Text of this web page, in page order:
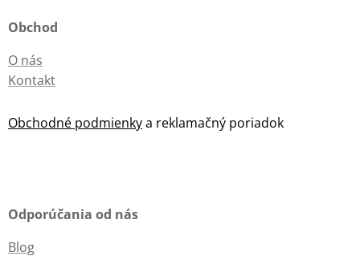
Obchod
O nás
Kontakt
Obchodné podmienkya reklamačný poriadok
Odporúčania od nás
Blog